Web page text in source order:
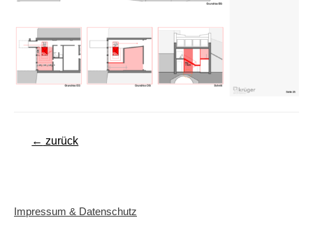
Beitragsnavigation
← zurück
Impressum & Datenschutz